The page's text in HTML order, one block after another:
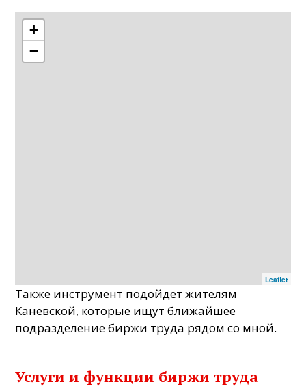
+
−
Leaflet
Также инструмент подойдет жителям
Каневской, которые ищут ближайшее
подразделение биржи труда рядом со мной.
Услуги и функции биржи труда